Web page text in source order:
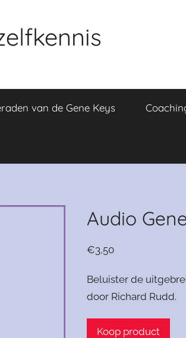
van de Gene Keys
Audio
€3,50
Beluister de
door Richard Rudd.
Koop product